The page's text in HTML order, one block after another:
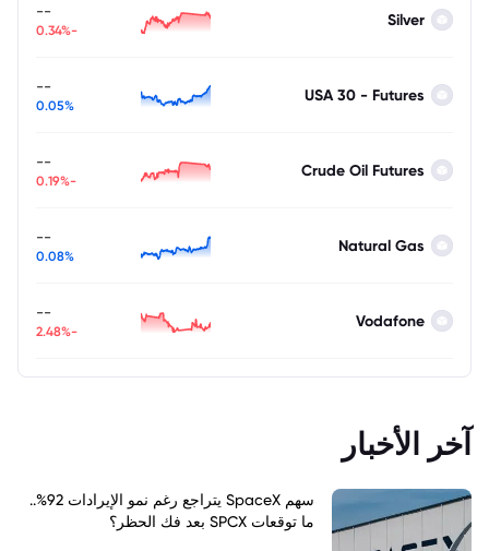
Silver
--
-0.34%
USA 30 - Futures
--
0.05%
Crude Oil Futures
--
-0.19%
Natural Gas
--
0.08%
Vodafone
--
-2.48%
آخر الأخبار
سهم SpaceX يتراجع رغم نمو الإيرادات 92%..
ما توقعات SPCX بعد فك الحظر؟